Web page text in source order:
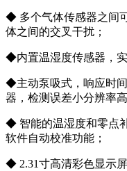
◆ 多个气体传感器之间
体之间的交叉干扰；
◆内置温湿度传感器，
◆主动泵吸式，响应时
器，检测误差小分辨率高
◆ 智能的温湿度和零点
软件自动校准功能；
◆ 2.31寸高清彩色显示